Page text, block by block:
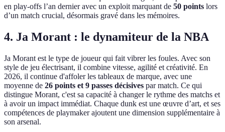
en play-offs l’an dernier avec un exploit marquant de 50 points lors
d’un match crucial, désormais gravé dans les mémoires.
4. Ja Morant : le dynamiteur de la NBA
Ja Morant est le type de joueur qui fait vibrer les foules. Avec son
style de jeu électrisant, il combine vitesse, agilité et créativité. En
2026, il continue d'affoler les tableaux de marque, avec une
moyenne de 26 points et 9 passes décisives par match. Ce qui
distingue Morant, c'est sa capacité à changer le rythme des matchs et
à avoir un impact immédiat. Chaque dunk est une œuvre d’art, et ses
compétences de playmaker ajoutent une dimension supplémentaire à
son arsenal.